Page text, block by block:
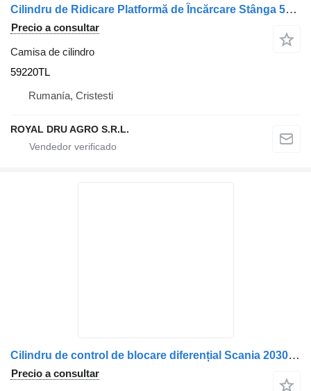
Cilindru de Ridicare Platformă de Încărcare Stânga 59220TL camisa de cilindro para Scania camión
Precio a consultar
Camisa de cilindro
59220TL
Rumanía, Cristesti
ROYAL DRU AGRO S.R.L.
Cilindru de control de blocare diferențial Scania 2030276 190885 2030276, 1908858 camisa de cilindro para camión
Precio a consultar